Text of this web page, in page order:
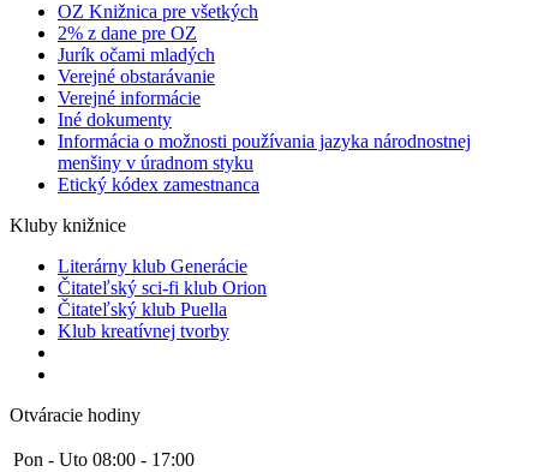
OZ Knižnica pre všetkých
2% z dane pre OZ
Jurík očami mladých
Verejné obstarávanie
Verejné informácie
Iné dokumenty
Informácia o možnosti používania jazyka národnostnej
menšiny v úradnom styku
Etický kódex zamestnanca
Kluby knižnice
Literárny klub Generácie
Čitateľský sci-fi klub Orion
Čitateľský klub Puella
Klub kreatívnej tvorby
Otváracie hodiny
Pon - Uto 08:00 - 17:00